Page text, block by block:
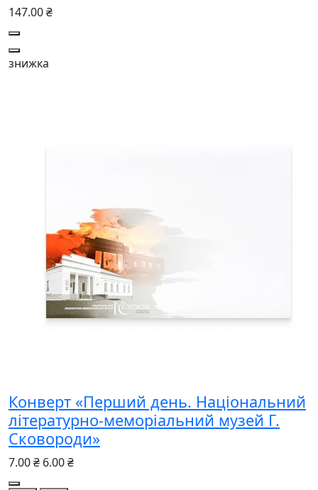
147.00 ₴
знижка
Конверт «Перший день. Національний
літературно-меморіальний музей Г.
Сковороди»
7.00 ₴ 6.00 ₴